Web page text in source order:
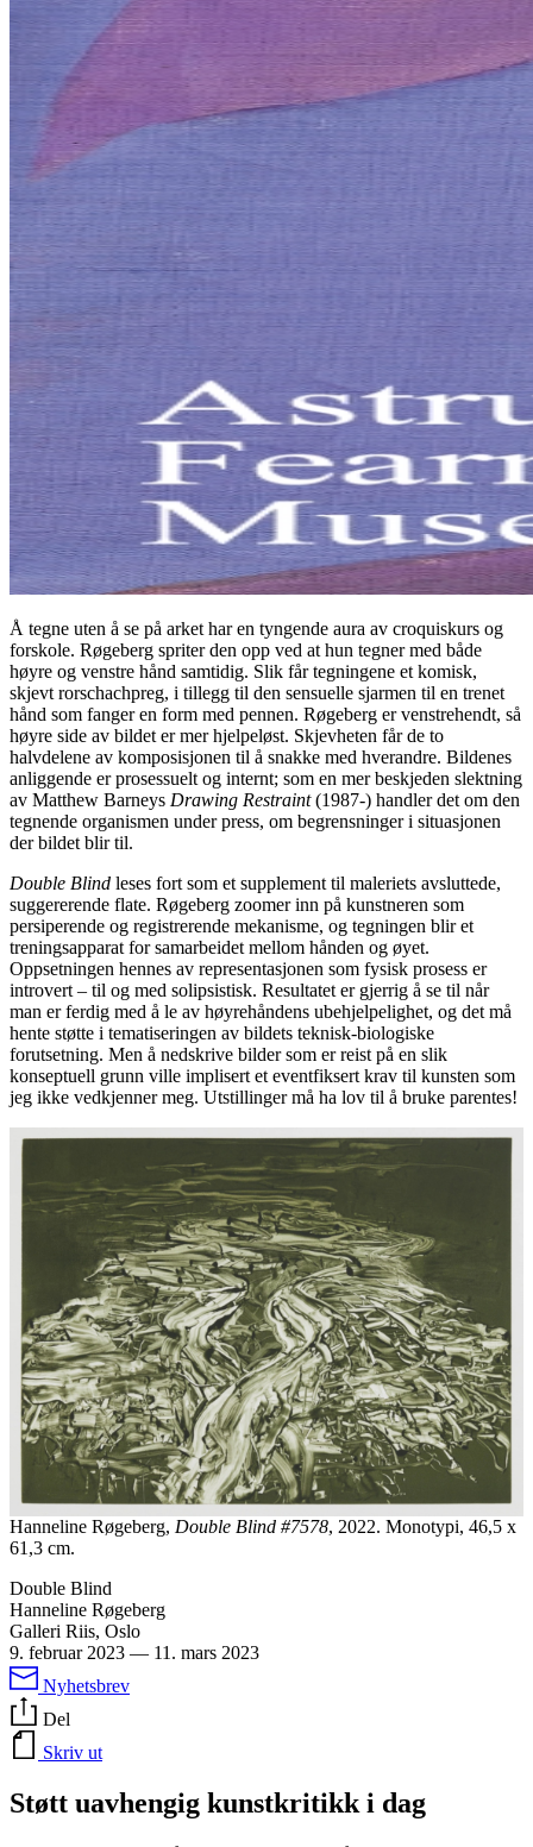
Å tegne uten å se på arket har en tyngende aura av croquiskurs og
forskole. Røgeberg spriter den opp ved at hun tegner med både
høyre og venstre hånd samtidig. Slik får tegningene et komisk,
skjevt rorschachpreg, i tillegg til den sensuelle sjarmen til en trenet
hånd som fanger en form med pennen. Røgeberg er venstrehendt, så
høyre side av bildet er mer hjelpeløst. Skjevheten får de to
halvdelene av komposisjonen til å snakke med hverandre. Bildenes
anliggende er prosessuelt og internt; som en mer beskjeden slektning
av Matthew Barneys Drawing Restraint(1987-) handler det om den
tegnende organismen under press, om begrensninger i situasjonen
der bildet blir til.
Double Blind leses fort som et supplement til maleriets avsluttede,
suggererende flate. Røgeberg zoomer inn på kunstneren som
persiperende og registrerende mekanisme, og tegningen blir et
treningsapparat for samarbeidet mellom hånden og øyet.
Oppsetningen hennes av representasjonen som fysisk prosess er
introvert – til og med solipsistisk. Resultatet er gjerrig å se til når
man er ferdig med å le av høyrehåndens ubehjelpelighet, og det må
hente støtte i tematiseringen av bildets teknisk-biologiske
forutsetning. Men å nedskrive bilder som er reist på en slik
konseptuell grunn ville implisert et eventfiksert krav til kunsten som
jeg ikke vedkjenner meg. Utstillinger må ha lov til å bruke parentes!
Hanneline Røgeberg, Double Blind #7578, 2022. Monotypi, 46,5 x
61,3 cm.
Double Blind
Hanneline Røgeberg
Galleri Riis, Oslo
9. februar 2023 — 11. mars 2023
Nyhetsbrev
Del
Skriv ut
Støtt uavhengig kunstkritikk i dag